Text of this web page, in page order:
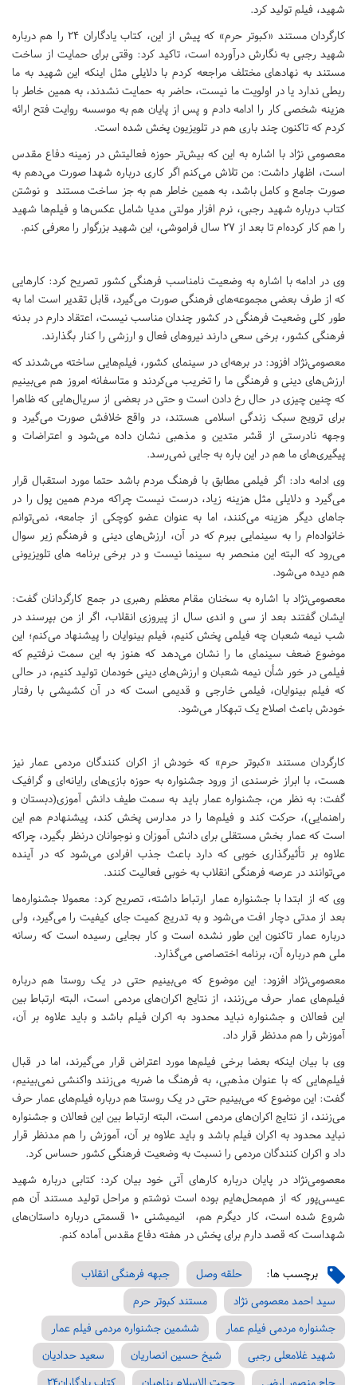
شهید، فیلم تولید کرد.
کارگردان مستند «کبوتر حرم» که پیش از این، کتاب یادگاران 24 را هم درباره
شهید رجبی به نگارش درآورده است، تاکید کرد: وقتی برای حمایت از ساخت
مستند به نهادهای مختلف مراجعه کردم با دلایلی مثل اینکه این شهید به ما
ربطی ندارد یا در اولویت ما نیست، حاضر به حمایت نشدند، به همین خاطر با
هزینه شخصی کار را ادامه دادم و پس از پایان هم به موسسه روایت فتح ارائه
کردم که تاکنون چند باری هم در تلویزیون پخش شده است.
معصومی نژاد با اشاره به این که بیش‌تر حوزه فعالیتش در زمینه دفاع مقدس
است، اظهار داشت: من تلاش می‌کنم اگر کاری درباره شهدا صورت می‌دهم به
صورت جامع و کامل باشد، به همین خاطر هم به جز ساخت مستند و نوشتن
کتاب درباره شهید رجبی، نرم افزار مولتی مدیا شامل عکس‌ها و فیلم‌ها شهید
را هم کار کرده‌ام تا بعد از 27 سال فراموشی، این شهید بزرگوار را معرفی کنم.
وی در ادامه با اشاره به وضعیت نامناسب فرهنگی کشور تصریح کرد: کارهایی
که از طرف بعضی مجموعه‌های فرهنگی صورت می‌گیرد، قابل تقدیر است اما به
طور کلی وضعیت فرهنگی در کشور چندان مناسب نیست، اعتقاد دارم در بدنه
فرهنگی کشور، برخی سعی دارند نیروهای فعال و ارزشی را کنار بگذارند.
معصومی‌نژاد افزود: در برهه‌ای در سینمای کشور، فیلم‌هایی ساخته می‌شدند که
ارزش‌های دینی و فرهنگی ما را تخریب می‌کردند و متاسفانه امروز هم می‌بینیم
که چنین چیزی در حال رخ دادن است و حتی در بعضی از سریال‌هایی که ظاهرا
برای ترویج سبک زندگی اسلامی هستند، در واقع خلافش صورت می‌گیرد و
وجهه نادرستی از قشر متدین و مذهبی نشان داده می‌شود و اعتراضات و
پیگیری‌های ما هم در این باره به جایی نمی‌رسد.
وی ادامه داد: اگر فیلمی مطابق با فرهنگ مردم باشد حتما مورد استقبال قرار
می‌گیرد و دلایلی مثل هزینه زیاد، درست نیست چراکه مردم همین پول را در
جاهای دیگر هزینه می‌کنند، اما به عنوان عضو کوچکی از جامعه، نمی‌توانم
خانواده‌ام را به سینمایی ببرم که در آن، ارزش‌های دینی و فرهنگم زیر سوال
می‌رود که البته این منحصر به سینما نیست و در برخی برنامه های تلویزیونی
هم دیده می‌‌شود.
معصومی‌نژاد با اشاره به سخنان مقام معظم رهبری در جمع کارگردانان گفت:
ایشان گفتند بعد از سی و اندی سال از پیروزی انقلاب، اگر از من بپرسند در
شب نیمه شعبان چه فیلمی پخش کنیم، فیلم بینوایان را پیشنهاد می‌کنم؛ این
موضوع ضعف سینمای ما را نشان می‌دهد که هنوز به این سمت نرفتیم که
فیلمی در خور شأن نیمه شعبان و ارزش‌های دینی خودمان تولید کنیم، در حالی
که فیلم بینوایان، فیلمی خارجی و قدیمی است که در آن کشیشی با رفتار
خودش باعث اصلاح یک تبهکار می‌شود.
کارگردان مستند «کبوتر حرم» که خودش از اکران کنندگان مردمی عمار نیز
هست، با ابراز خرسندی از ورود جشنواره به حوزه بازی‌های رایانه‌ای و گرافیک
گفت: به نظر من، جشنواره عمار باید به سمت طیف دانش آموزی(دبستان و
راهنمایی)، حرکت کند و فیلم‌ها را در مدارس پخش کند، پیشنهادم هم این
است که عمار بخش مستقلی برای دانش آموزان و نوجوانان درنظر بگیرد، چراکه
علاوه بر تأثیرگذاری خوبی که دارد باعث جذب افرادی می‌شود که در آینده
می‌توانند در عرصه فرهنگی انقلاب به خوبی فعالیت کنند.
وی که از ابتدا با جشنواره عمار ارتباط داشته، تصریح کرد: معمولا جشنواره‌ها
بعد از مدتی دچار افت می‌شود و به تدریج کمیت جای کیفیت را می‌گیرد، ولی
درباره عمار تاکنون این طور نشده است و کار بجایی رسیده است که رسانه‌
ملی هم درباره آن، برنامه اختصاصی می‌گذارد.
معصومی‌نژاد افزود: این موضوع که می‌بینیم حتی در یک روستا هم درباره
فیلم‌های عمار حرف می‌زنند، از نتایج اکران‌های مردمی است، البته ارتباط بین
این فعالان و جشنواره نباید محدود به اکران فیلم باشد و باید علاوه بر آن،
آموزش را هم مدنظر قرار داد.
وی با بیان اینکه بعضا برخی فیلم‌ها مورد اعتراض قرار می‌گیرند، اما در قبال
فیلم‌هایی که با عنوان مذهبی، به فرهنگ ما ضربه می‌زنند واکنشی نمی‌بینیم،
گفت: این موضوع که می‌بینیم حتی در یک روستا هم درباره فیلم‌های عمار حرف
می‌زنند، از نتایج اکران‌های مردمی است، البته ارتباط بین این فعالان و جشنواره
نباید محدود به اکران فیلم باشد و باید علاوه بر آن، آموزش را هم مدنظر قرار
داد و اکران کنندگان مردمی را نسبت به وضعیت فرهنگی کشور حساس کرد.
معصومی‌نژاد در پایان درباره کارهای آتی خود بیان کرد: کتابی درباره شهید
عیسی‌پور که از هم‌محل‌هایم بوده است نوشتم و مراحل تولید مستند آن هم
شروع شده است، کار دیگرم هم، انیمیشنی 10 قسمتی درباره داستان‌های
شهداست که قصد دارم برای پخش در هفته دفاع مقدس آماده کنم.
برچسب ها: حلقه وصل
جبهه فرهنگی انقلاب
سید احمد معصومی نژاد
مستند کبوتر حرم
جشنواره مردمی فیلم عمار
ششمین جشنواره مردمی فیلم عمار
شهید غلامعلی رجبی
شیخ حسین انصاریان
سعید حدادیان
حاج منصور ارضی
حجت الاسلام پناهیان کتاب یادگاران24